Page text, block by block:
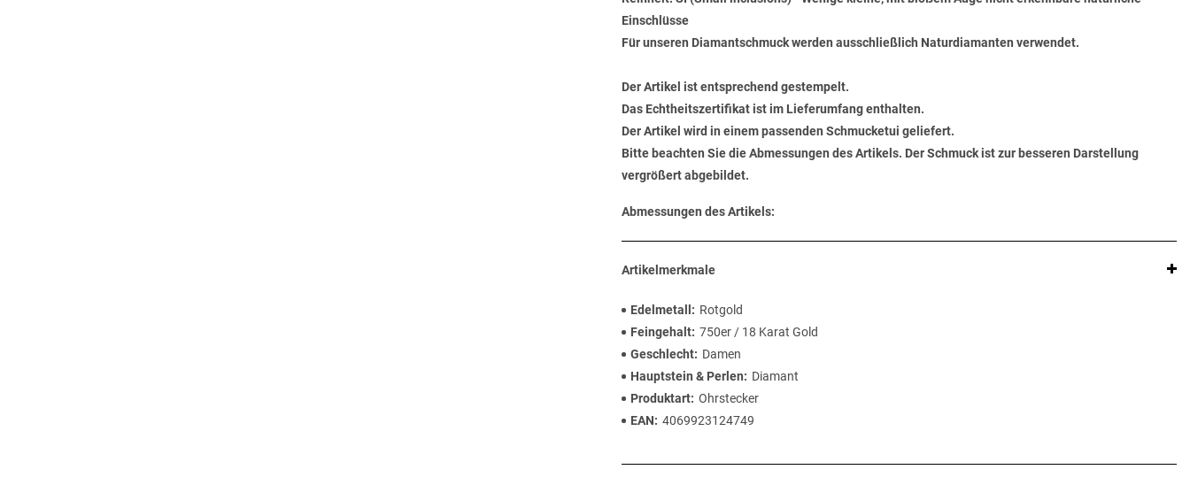
Einschlüsse
Für unseren Diamantschmuck werden ausschließlich Naturdiamanten verwendet.
Der Artikel ist entsprechend gestempelt.
Das Echtheitszertifikat ist im Lieferumfang enthalten.
Der Artikel wird in einem passenden Schmucketui geliefert.
Bitte beachten Sie die Abmessungen des Artikels. Der Schmuck ist zur besseren Darstellung
vergrößert abgebildet.
Abmessungen des Artikels:
Artikelmerkmale
Edelmetall
Rotgold
Feingehalt 750er / 18 Karat Gold
Geschlecht
Damen
Hauptstein & Perlen
Diamant
Produktart Ohrstecker
EAN
4069923124749